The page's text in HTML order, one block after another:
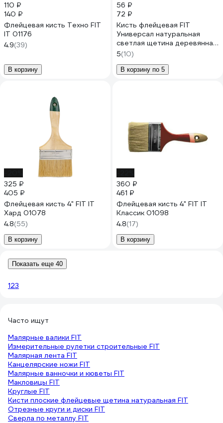
110 ₽
140 ₽
Флейцевая кисть Техно FIT
IT 01176
4.9(39)
В корзину
56 ₽
72 ₽
Кисть флейцевая FIT
Универсал натуральная
светлая щетина деревянная
ручка 1" 25 мм 01043
5(10)
В корзину по 5
325 ₽
405 ₽
Флейцевая кисть 4" FIT IT
Хард 01078
4.8(55)
В корзину
360 ₽
461 ₽
Флейцевая кисть 4" FIT IT
Классик 01098
4.8(17)
В корзину
Показать еще 40
123
Часто ищут
Малярные валики FIT
Измерительные рулетки строительные FIT
Малярная лента FIT
Канцелярские ножи FIT
Малярные ванночки и кюветы FIT
Макловицы FIT
Круглые FIT
Кисти плоские флейцевые щетина натуральная FIT
Отрезные круги и диски FIT
Сверла по металлу FIT